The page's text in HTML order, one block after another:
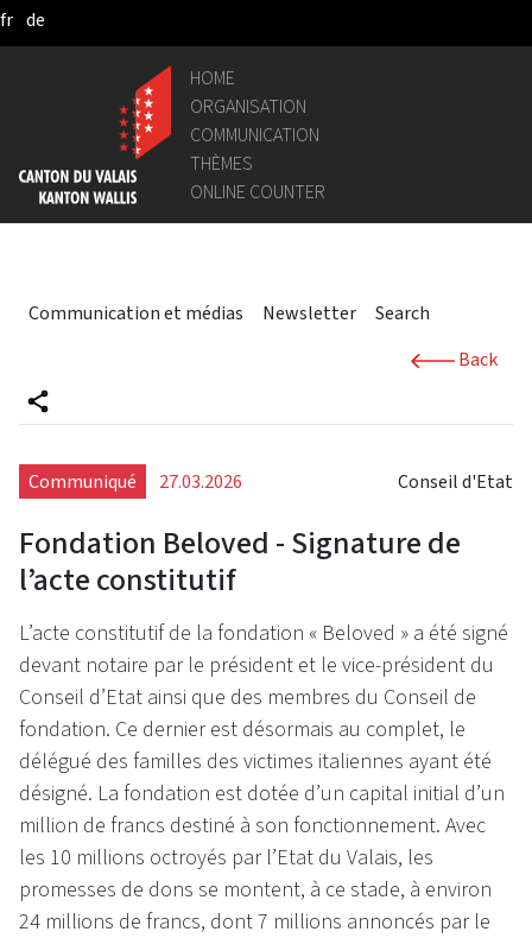
Skip to Main Content
fr de
HOME
ORGANISATION
COMMUNICATION
THÈMES
ONLINE COUNTER
Communication et médias Newsletter
Search
Back
Communiqué 27.03.2026 Conseil d'Etat
Fondation Beloved - Signature de
l’acte constitutif
L’acte constitutif de la fondation « Beloved » a été signé
devant notaire par le président et le vice-président du
Conseil d’Etat ainsi que des membres du Conseil de
fondation. Ce dernier est désormais au complet, le
délégué des familles des victimes italiennes ayant été
désigné. La fondation est dotée d’un capital initial d’un
million de francs destiné à son fonctionnement. Avec
les 10 millions octroyés par l’Etat du Valais, les
promesses de dons se montent, à ce stade, à environ
24 millions de francs, dont 7 millions annoncés par le